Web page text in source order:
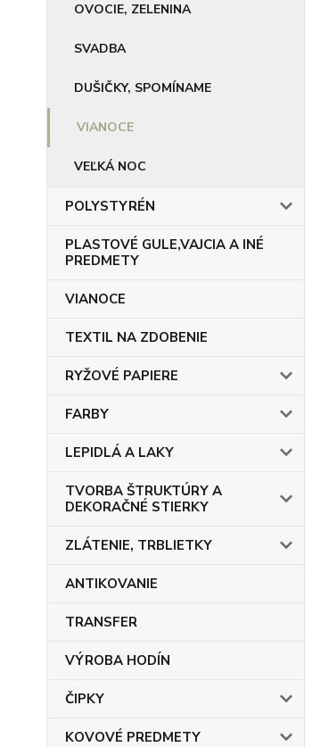
OVOCIE, ZELENINA
SVADBA
DUŠIČKY, SPOMÍNAME
VIANOCE
VEĽKÁ NOC
POLYSTYRÉN
PLASTOVÉ GULE,VAJCIA A INÉ
PREDMETY
VIANOCE
TEXTIL NA ZDOBENIE
RYŽOVÉ PAPIERE
FARBY
LEPIDLÁ A LAKY
TVORBA ŠTRUKTÚRY A
DEKORAČNÉ STIERKY
ZLÁTENIE, TRBLIETKY
ANTIKOVANIE
TRANSFER
VÝROBA HODÍN
ČIPKY
KOVOVÉ PREDMETY